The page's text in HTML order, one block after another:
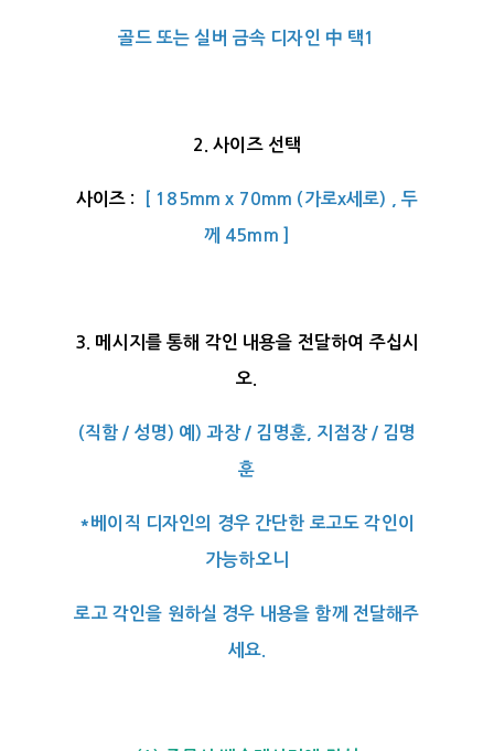
골드 또는 실버 금속 디자인 中 택1
2. 사이즈 선택
사이즈 : [ 185mm x 70mm (가로x세로) , 두
께 45mm ]
3. 메시지를 통해 각인 내용을 전달하여 주십시
오.
(직함 / 성명) 예) 과장 / 김명훈, 지점장 / 김명
훈
*베이직 디자인의 경우 간단한 로고도 각인이
가능하오니
로고 각인을 원하실 경우 내용을 함께 전달해주
세요.